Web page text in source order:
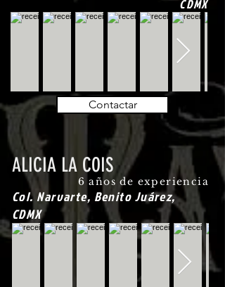
CDMX
Contactar
ALICIA LA COIS
6 años de experiencia
Col. Narvarte, Benito Juárez,
CDMX